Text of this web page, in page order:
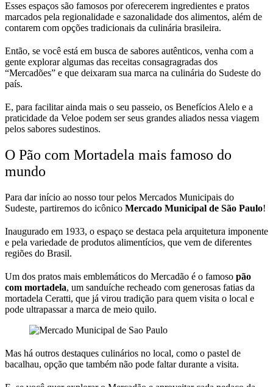
Esses espaços são famosos por oferecerem ingredientes e pratos
marcados pela regionalidade e sazonalidade dos alimentos, além de
contarem com opções tradicionais da culinária brasileira.
Então, se você está em busca de sabores autênticos, venha com a
gente explorar algumas das receitas consagragradas dos
“Mercadões” e que deixaram sua marca na culinária do Sudeste do
país.
E, para facilitar ainda mais o seu passeio, os Benefícios Alelo e a
praticidade da Veloe podem ser seus grandes aliados nessa viagem
pelos sabores sudestinos.
O Pão com Mortadela mais famoso do
mundo
Para dar início ao nosso tour pelos Mercados Municipais do
Sudeste, partiremos do icônico Mercado Municipal de São Paulo!
Inaugurado em 1933, o espaço se destaca pela arquitetura imponente
e pela variedade de produtos alimentícios, que vem de diferentes
regiões do Brasil.
Um dos pratos mais emblemáticos do Mercadão é o famoso pão
com mortadela, um sanduíche recheado com generosas fatias da
mortadela Ceratti, que já virou tradição para quem visita o local e
pode ultrapassar a marca de meio quilo.
Mas há outros destaques culinários no local, como o pastel de
bacalhau, opção que também não pode faltar durante a visita.